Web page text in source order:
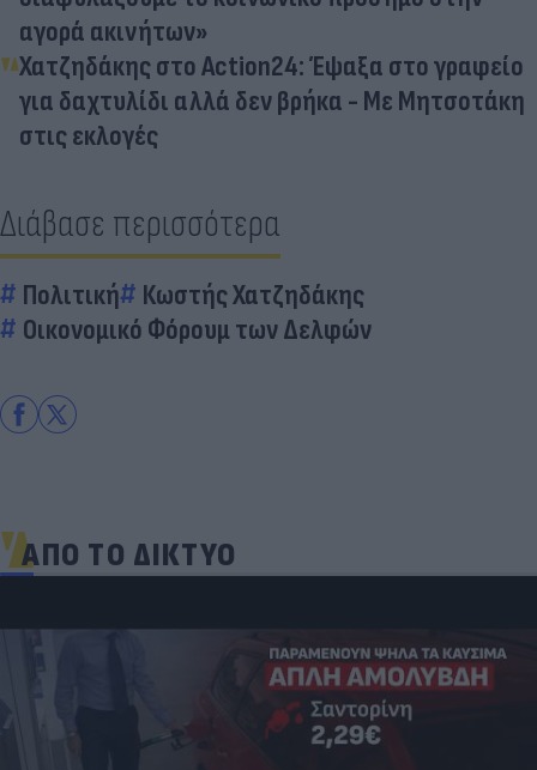
αγορά ακινήτων»
Χατζηδάκης στο Action24: Έψαξα στο γραφείο
για δαχτυλίδι αλλά δεν βρήκα - Με Μητσοτάκη
στις εκλογές
Διάβασε περισσότερα
Πολιτική
Κωστής Χατζηδάκης
Οικονομικό Φόρουμ των Δελφών
ΑΠΟ ΤΟ ΔΙΚΤΥΟ